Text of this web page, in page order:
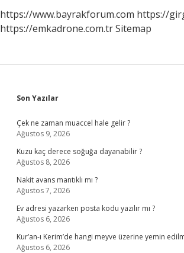
https://www.bayrakforum.com https://
https://emkadrone.com.trSitemap
Sidebar
Son Yazılar
Çek ne zaman muaccel hale gelir ?
Ağustos 9, 2026
Kuzu kaç derece soğuğa dayanabilir ?
Ağustos 8, 2026
Nakit avans mantıklı mı ?
Ağustos 7, 2026
Ev adresi yazarken posta kodu yazılır mı ?
Ağustos 6, 2026
Kur’an-ı Kerim’de hangi meyve üzerine yemin
Ağustos 6, 2026